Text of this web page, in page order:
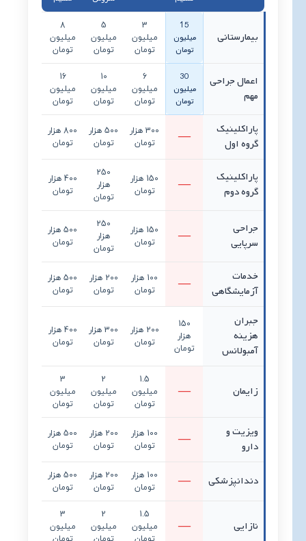
بیمارستانی
15
میلیون
تومان
3
میلیون
تومان
5
میلیون
تومان
8
میلیون
تومان
اعمال جراحی
مهم
30
میلیون
تومان
6
میلیون
تومان
10
میلیون
تومان
16
میلیون
تومان
پاراکلینیک
گروه اول
300 هزار
تومان
500 هزار
تومان
800 هزار
تومان
پاراکلینیک
گروه دوم
150 هزار
تومان
250
هزار
تومان
400 هزار
تومان
جراحی
سرپایی
150 هزار
تومان
250
هزار
تومان
500 هزار
تومان
خدمات
آزمایشگاهی
100 هزار
تومان
200 هزار
تومان
500 هزار
تومان
جبران
هزینه
آمبولانس
150
هزار
تومان
200 هزار
تومان
300 هزار
تومان
400 هزار
تومان
زایمان
1.5
میلیون
تومان
2
میلیون
تومان
3
میلیون
تومان
ویزیت و
دارو
100 هزار
تومان
200 هزار
تومان
500 هزار
تومان
دندانپزشکی
100 هزار
تومان
200 هزار
تومان
500 هزار
تومان
نازایی
1.5
میلیون
2
میلیون
3
میلیون